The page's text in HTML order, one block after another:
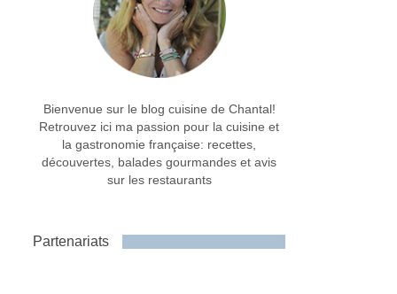
Bienvenue sur le blog cuisine de Chantal!
Retrouvez ici ma passion pour la cuisine et
la gastronomie française: recettes,
découvertes, balades gourmandes et avis
sur les restaurants
Partenariats